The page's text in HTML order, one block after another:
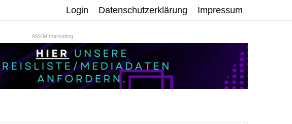
Login Datenschutzerklärung Impressum
ARKM.marketing